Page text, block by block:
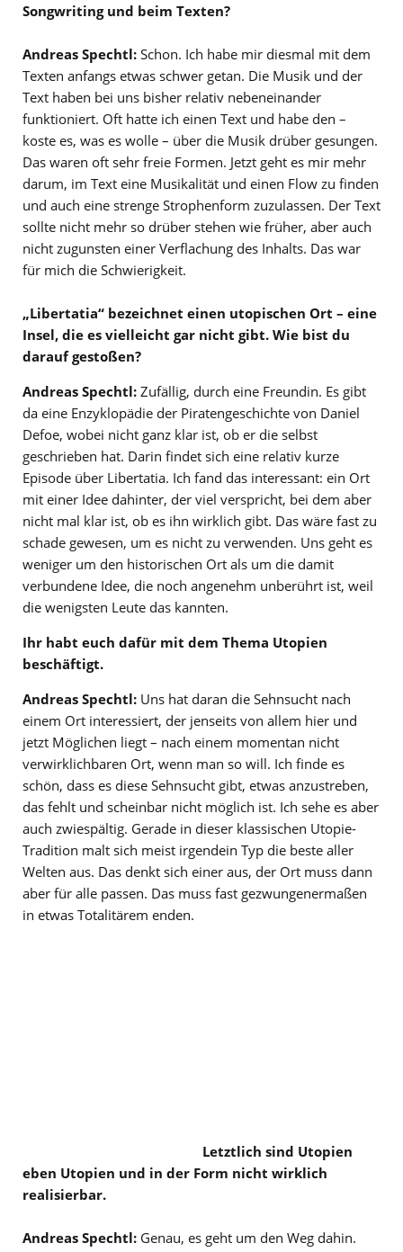
Songwriting und beim Texten?
Andreas Spechtl: Schon. Ich habe mir diesmal mit dem
Texten anfangs etwas schwer getan. Die Musik und der
Text haben bei uns bisher relativ nebeneinander
funktioniert. Oft hatte ich einen Text und habe den –
koste es, was es wolle – über die Musik drüber gesungen.
Das waren oft sehr freie Formen. Jetzt geht es mir mehr
darum, im Text eine Musikalität und einen Flow zu finden
und auch eine strenge Strophenform zuzulassen. Der Text
sollte nicht mehr so drüber stehen wie früher, aber auch
nicht zugunsten einer Verflachung des Inhalts. Das war
für mich die Schwierigkeit.
„Libertatia“ bezeichnet einen utopischen Ort – eine
Insel, die es vielleicht gar nicht gibt. Wie bist du
darauf gestoßen?
Andreas Spechtl: Zufällig, durch eine Freundin. Es gibt
da eine Enzyklopädie der Piratengeschichte von Daniel
Defoe, wobei nicht ganz klar ist, ob er die selbst
geschrieben hat. Darin findet sich eine relativ kurze
Episode über Libertatia. Ich fand das interessant: ein Ort
mit einer Idee dahinter, der viel verspricht, bei dem aber
nicht mal klar ist, ob es ihn wirklich gibt. Das wäre fast zu
schade gewesen, um es nicht zu verwenden. Uns geht es
weniger um den historischen Ort als um die damit
verbundene Idee, die noch angenehm unberührt ist, weil
die wenigsten Leute das kannten.
Ihr habt euch dafür mit dem Thema Utopien
beschäftigt.
Andreas Spechtl: Uns hat daran die Sehnsucht nach
einem Ort interessiert, der jenseits von allem hier und
jetzt Möglichen liegt – nach einem momentan nicht
verwirklichbaren Ort, wenn man so will. Ich finde es
schön, dass es diese Sehnsucht gibt, etwas anzustreben,
das fehlt und scheinbar nicht möglich ist. Ich sehe es aber
auch zwiespältig. Gerade in dieser klassischen Utopie-
Tradition malt sich meist irgendein Typ die beste aller
Welten aus. Das denkt sich einer aus, der Ort muss dann
aber für alle passen. Das muss fast gezwungenermaßen
in etwas Totalitärem enden.
Letztlich sind Utopien
eben Utopien und in der Form nicht wirklich
realisierbar.
Andreas Spechtl: Genau, es geht um den Weg dahin.